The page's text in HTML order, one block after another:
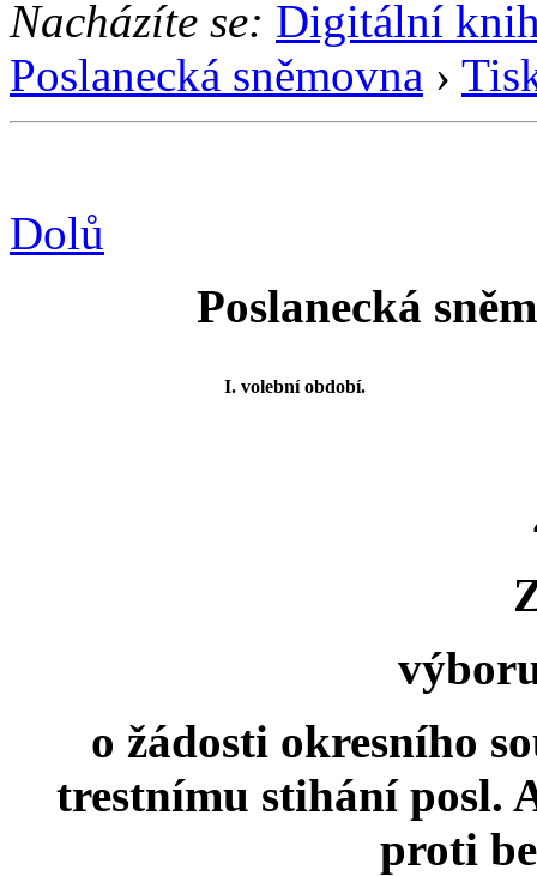
Nacházíte se: Digitální
Poslanecká sněmovna ›
Dolů
Poslanecká
I. volební období.
o žádosti okresního
trestnímu stihání posl.
proti